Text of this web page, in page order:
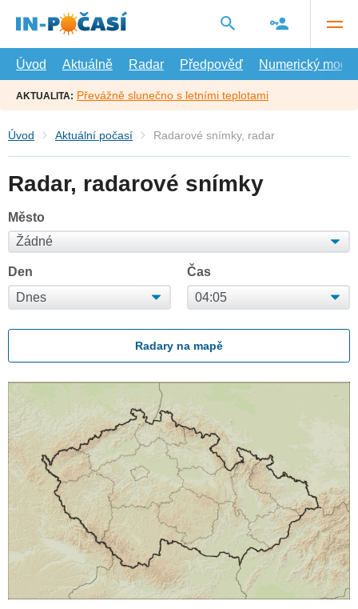
hlavní
Úvod
Aktuálně Radar Předpověď Numerický model
AKTUALITA: Převážně slunečno s letními teplotami
Úvod Aktuální počasí Radarové snímky, radar
Radar, radarové snímky
Město
Den Čas
Radary na mapě